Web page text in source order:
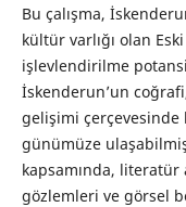
Bu çalışma,
kültür varlığı olan
işlevlendirilme
İskenderun’un
gelişimi çerçevesinde
günümüze
kapsamında, literatür
gözlemleri ve görsel